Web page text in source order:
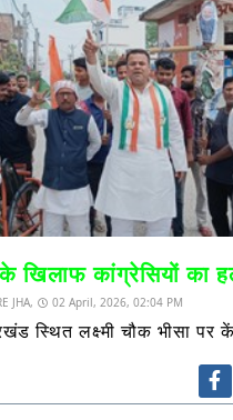
खिलाफ कांग्रेसियों का
JHA, 02 April, 2026, 02:04 PM
स्थित लक्ष्मी चौक भीसा पर